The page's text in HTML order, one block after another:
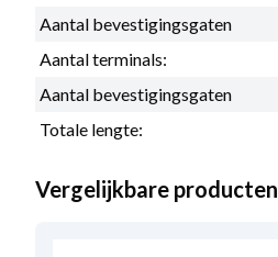
Aantal bevestigingsgaten
Aantal terminals:
Aantal bevestigingsgaten
Totale lengte:
Vergelijkbare producten